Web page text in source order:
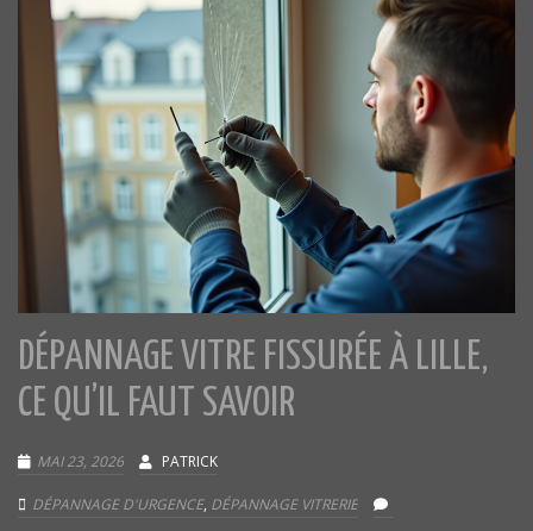
DÉPANNAGE VITRE FISSURÉE À LILLE,
CE QU’IL FAUT SAVOIR
MAI 23, 2026 PATRICK
DÉPANNAGE D'URGENCE, DÉPANNAGE VITRERIE